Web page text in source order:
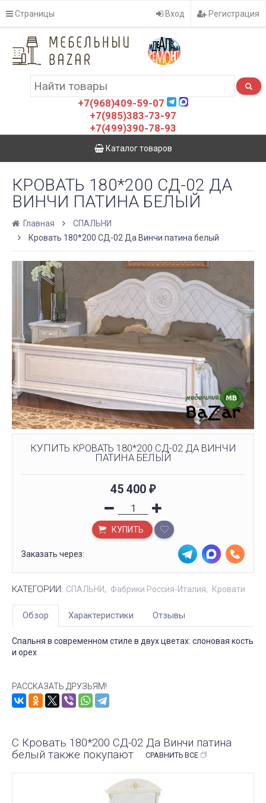
Страницы Вход Регистрация
+7(968)409-59-07
+7(985)383-73-97
+7(499)390-78-93
Каталог товаров
КРОВАТЬ 180*200 СД-02 ДА
ВИНЧИ ПАТИНА БЕЛЫЙ
Главная
СПАЛЬНИ
Кровать 180*200 СД-02 Да Винчи патина белый
КУПИТЬ КРОВАТЬ 180*200 СД-02 ДА ВИНЧИ
ПАТИНА БЕЛЫЙ
45 400 ₽
КУПИТЬ
Заказать через:
КАТЕГОРИИ: СПАЛЬНИ Фабрики Россия-Италия Кровати
Обзор Характеристики Отзывы
Спальня в современном стиле в двух цветах: слоновая кость
и орех
РАССКАЗАТЬ ДРУЗЬЯМ!
С Кровать 180*200 СД-02 Да Винчи патина
белый также покупают
СРАВНИТЬ ВСЕ